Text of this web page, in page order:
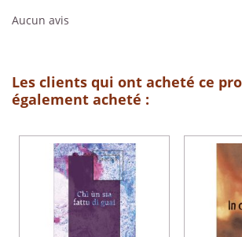
Aucun avis
Les clients qui ont acheté ce
également acheté :